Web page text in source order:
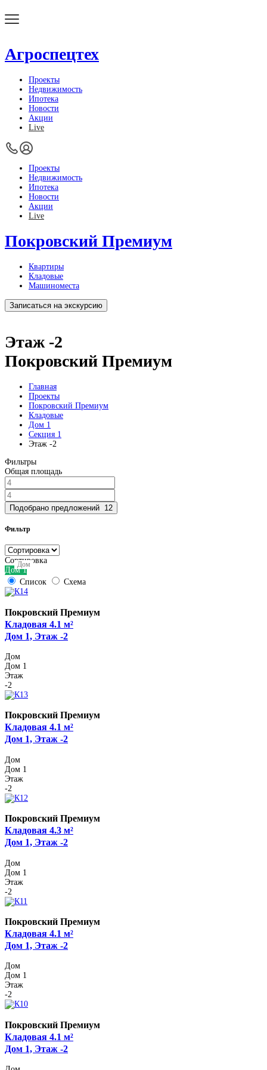
Агроспецтех
Проекты
Недвижимость
Ипотека
Новости
Акции
Live
Проекты
Недвижимость
Ипотека
Новости
Акции
Live
Покровский Премиум
Квартиры
Кладовые
Машиноместа
Записаться на экскурсию
Этаж -2
Покровский Премиум
Главная
Проекты
Покровский Премиум
Кладовые
Дом 1
Секция 1
Этаж -2
Фильтры
Общая площадь
Подобрано предложений 12
Фильтр
Сортировка
Дом
Дом 1
Список
Схема
Покровский Премиум
Кладовая 4.1 м²
Дом 1, Этаж -2
Дом
Дом 1
Этаж
-2
Покровский Премиум
Кладовая 4.1 м²
Дом 1, Этаж -2
Дом
Дом 1
Этаж
-2
Покровский Премиум
Кладовая 4.3 м²
Дом 1, Этаж -2
Дом
Дом 1
Этаж
-2
Покровский Премиум
Кладовая 4.1 м²
Дом 1, Этаж -2
Дом
Дом 1
Этаж
-2
Покровский Премиум
Кладовая 4.1 м²
Дом 1, Этаж -2